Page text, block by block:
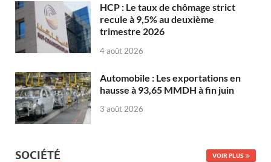
HCP : Le taux de chômage strict
recule à 9,5% au deuxième
trimestre 2026
4 août 2026
Automobile : Les exportations en
hausse à 93,65 MMDH à fin juin
3 août 2026
SOCIÉTÉ VOIR PLUS